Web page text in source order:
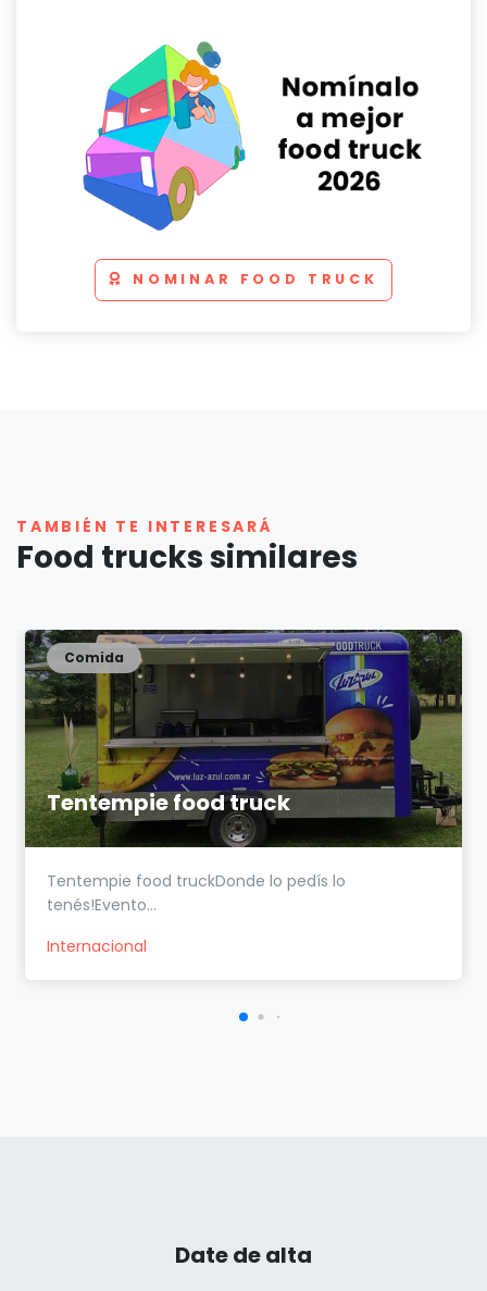
NOMINAR FOOD TRUCK
TAMBIÉN TE INTERESARÁ
Food trucks similares
Tentempie food truck
Comida
Tentempie food truckDonde lo pedís lo
tenés!Evento...
Internacional
Date de alta